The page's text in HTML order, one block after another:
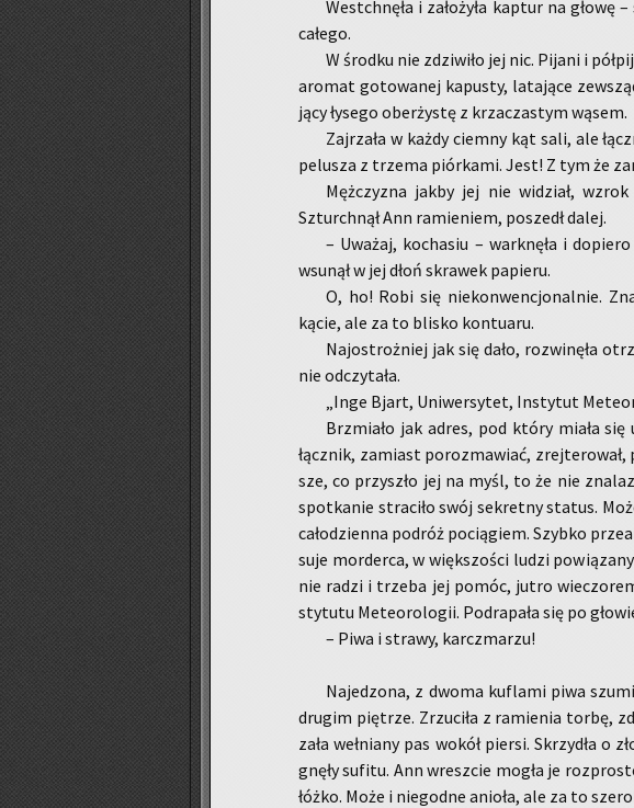
Wes­tchnę­ła i za­ło­ży­ła kap­tur na
ca­łe­go.
W środ­ku nie zdzi­wi­ło jej nic. Pi­ja­ni i
aro­mat go­to­wa­nej ka­pu­sty, la­ta­ją­ce
ją­cy ły­se­go obe­rży­stę z krza­cza­stym wąsem.
Zaj­rza­ła w każdy ciem­ny kąt sali, ale
pe­lu­sza z trze­ma piór­ka­mi. Jest! Z tym że
Męż­czy­zna jakby jej nie wi­dział,
Szturch­nął Ann ra­mie­niem, po­szedł dalej.
– Uwa­żaj, ko­cha­siu – wark­nę­ła i
wsu­nął w jej dłoń skra­wek pa­pie­ru.
O, ho! Robi się nie­kon­wen­cjo­nal­nie.
kącie, ale za to bli­sko kon­tu­aru.
Naj­ostroż­niej jak się dało, roz­wi­nę­ła
nie od­czy­ta­ła.
„Inge Bjart, Uni­wer­sy­tet, In­sty­tut
Brzmia­ło jak adres, pod który miała się
łącz­nik, za­miast po­roz­ma­wiać,
sze, co przy­szło jej na myśl, to że nie
spo­tka­nie stra­ci­ło swój se­kret­ny sta­tus.
ca­ło­dzien­na po­dróż po­cią­giem. Szyb­ko
su­je mor­der­ca, w więk­szo­ści ludzi
nie radzi i trze­ba jej pomóc, jutro
sty­tu­tu Me­te­oro­lo­gii. Po­dra­pa­ła się po
– Piwa i stra­wy, karcz­ma­rzu!
Na­je­dzo­na, z dwoma ku­fla­mi piwa
dru­gim pię­trze. Zrzu­ci­ła z ra­mie­nia torbę,
za­ła weł­nia­ny pas wokół pier­si. Skrzy­dła
gnę­ły su­fi­tu. Ann wresz­cie mogła je
łóżko. Może i nie­god­ne anio­ła, ale za to